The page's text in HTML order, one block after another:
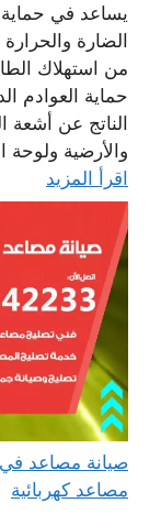
يساعد في
الضارة والحرارة
من استهلاك
حماية العوادم
الناتج عن
والأرضية ولوحة
اقرأ المزيد
مصاعد كهربائية